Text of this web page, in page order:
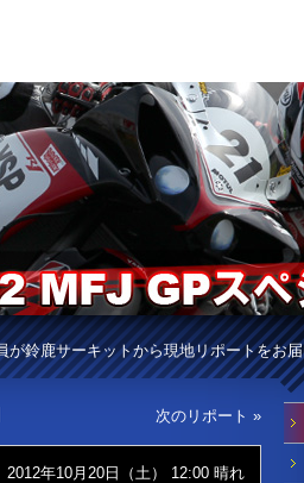
が鈴鹿サーキットから現地リポートをお
次のリポート »
2012年10月20日（土） 12:00 晴れ